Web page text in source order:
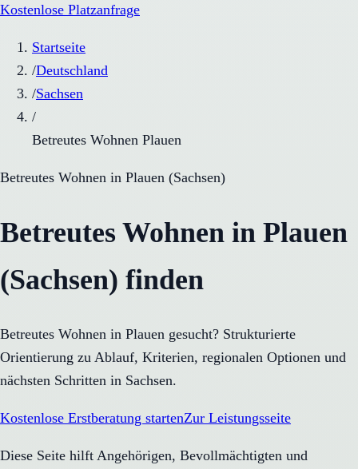
Kostenlose Platzanfrage
Startseite
/Deutschland
/Sachsen
/
Betreutes Wohnen Plauen
Betreutes Wohnen in Plauen (Sachsen)
Betreutes Wohnen in Plauen
(Sachsen) finden
Betreutes Wohnen in Plauen gesucht? Strukturierte
Orientierung zu Ablauf, Kriterien, regionalen Optionen und
nächsten Schritten in Sachsen.
Kostenlose Erstberatung startenZur Leistungsseite
Diese Seite hilft Angehörigen, Bevollmächtigten und